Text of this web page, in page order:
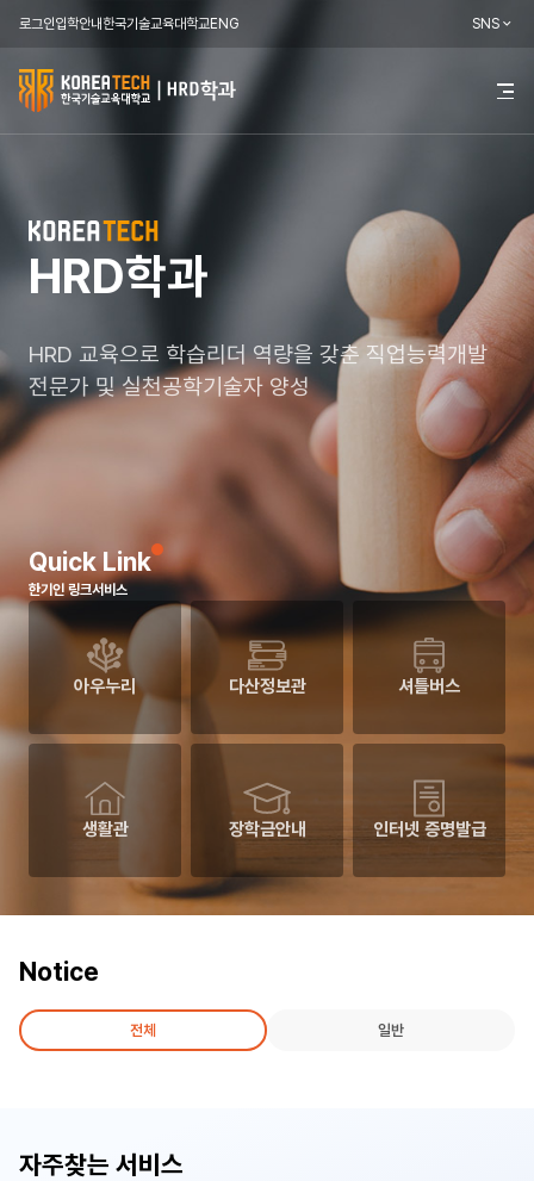
로그인입학안내한국기술교육대학교ENG SNS
한
국
술
교
육
대
학
교
과
전
메
HRD학과
HRD 교육으로 학습리더 역량을 갖춘 직업능력개발
전문가 및 실천공학기술자 양성
HRD학과
HRD 교육으로 학습리더 역량을 갖춘 직업능력개발
전문가 및 실천공학기술자 양성
HRD학과
HRD 교육으로 학습리더 역량을 갖춘 직업능력개발
전문가 및 실천공학기술자 양성
Quick Link
한기인 링크서비스
아우누리 다산정보관 셔틀버스
생활관 장학금안내 인터넷 증명발급
Notice
전체 일반
자주찾는 서비스